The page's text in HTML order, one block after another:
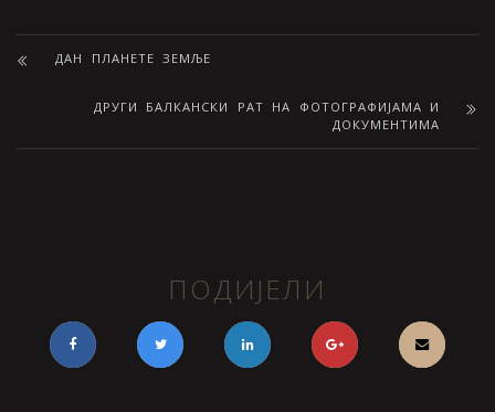
ДАН ПЛАНЕТЕ ЗЕМЉЕ
ДРУГИ БАЛКАНСКИ РАТ НА ФОТОГРАФИЈАМА И
ДОКУМЕНТИМА
ПОДИЈЕЛИ